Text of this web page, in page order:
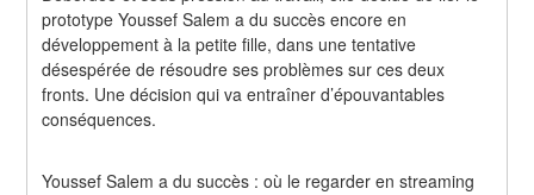
prototype Youssef Salem a du succès encore en
développement à la petite fille, dans une tentative
désespérée de résoudre ses problèmes sur ces deux
fronts. Une décision qui va entraîner d’épouvantables
conséquences.
Youssef Salem a du succès : où le regarder en streaming